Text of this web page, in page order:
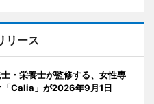
リース
・栄養士が監修する、女性専
「Calia」が2026年9月1日